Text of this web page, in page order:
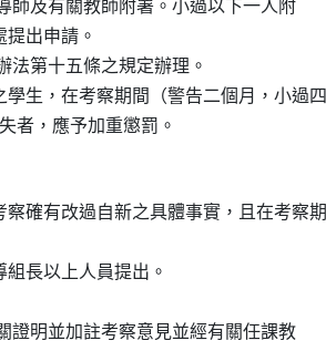
導師及有關教師附署。小過以下一人附
提出申請。
辦法第十五條之規定辦理。
學生，在考察期間（警告二個月，小過四
失者，應予加重懲罰。
察確有改過自新之具體事實，且在考察期
組長以上人員提出。
關證明並加註考察意見並經有關任課教